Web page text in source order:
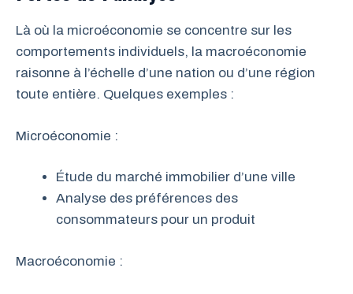
Là où la microéconomie se concentre sur les
comportements individuels, la macroéconomie
raisonne à l’échelle d’une nation ou d’une région
toute entière. Quelques exemples :
Microéconomie :
Étude du marché immobilier d’une ville
Analyse des préférences des
consommateurs pour un produit
Macroéconomie :